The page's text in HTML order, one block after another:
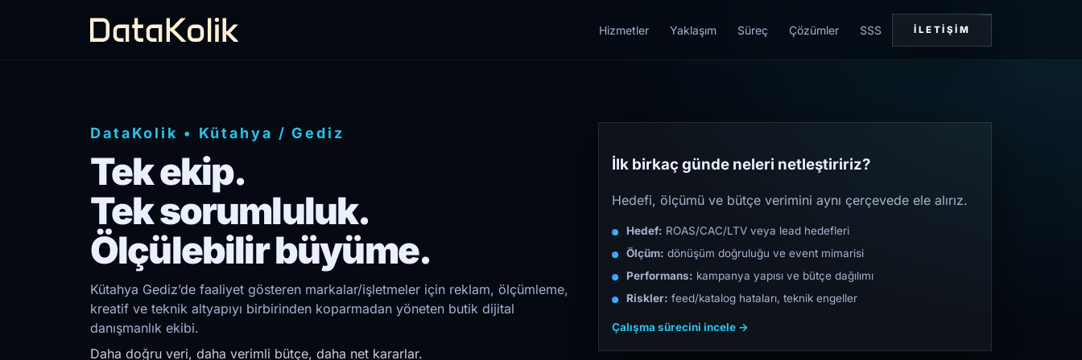
Hizmetler Yaklaşım Süreç Çözümler SSS İLETIŞIM
DataKolik • Kütahya /Gediz
Tek ekip.
Tek sorumluluk.
Ölçülebilir büyüme.
Kütahya Gediz’de faaliyet gösteren markalar/işletmeler için reklam, ölçümleme,
kreatif ve teknik altyapıyı birbirinden koparmadan yöneten butik dijital
danışmanlık ekibi.
Daha doğru veri, daha verimli bütçe, daha net kararlar.
İlk birkaç günde neleri netleştiririz?
Hedefi, ölçümü ve bütçe verimini aynı çerçevede ele alırız.
Hedef: ROAS/CAC/LTV veya lead hedefleri
Ölçüm: dönüşüm doğruluğu ve event mimarisi
Performans: kampanya yapısı ve bütçe dağılımı
Riskler: feed/katalog hataları, teknik engeller
Çalışma sürecini incele →